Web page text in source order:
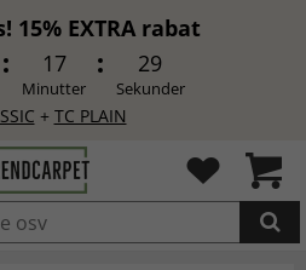
15% EXTRA rabat
17
Minutter
28
Sekunder
+ TC PLAIN